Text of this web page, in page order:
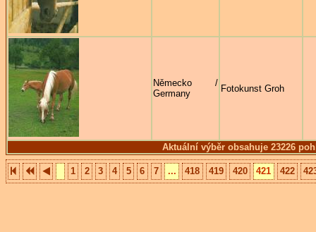
Aktuální výběr obsahuje 23226
Německo /
Germany
Fotokunst Groh
1 2 3 4 5 6 7 ... 418 419 420 421 422